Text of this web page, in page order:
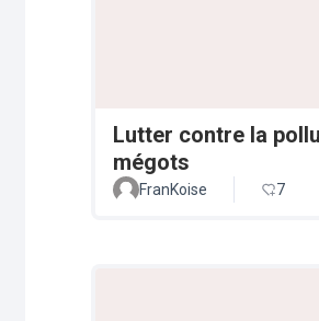
Lutter contre la
mégots
FranKoise 7